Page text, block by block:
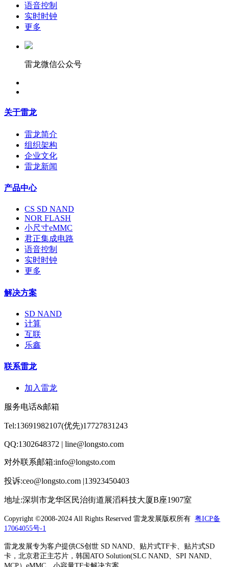
语音控制
实时时钟
更多
雷龙微信公众号
关于雷龙
雷龙简介
组织架构
企业文化
雷龙新闻
产品中心
CS SD NAND
NOR FLASH
小尺寸eMMC
君正集成电路
语音控制
实时时钟
更多
解决方案
SD NAND
计算
互联
乐鑫
联系雷龙
加入雷龙
服务电话&邮箱
Tel:13691982107(优先)17727831243
QQ:1302648372 | line@longsto.com
对外联系邮箱:info@longsto.com
投诉:ceo@longsto.com |13923450403
地址:深圳市龙华区民治街道展滔科技大厦B座1907室
Copyright ©2008-2024 All Rights Reserved 雷龙发展版权所有 粤ICP备
17064055号-1
雷龙发展专为客户提供CS创世 SD NAND、贴片式TF卡、贴片式SD
卡，北京君正主芯片，韩国ATO Solution(SLC NAND、SPI NAND、